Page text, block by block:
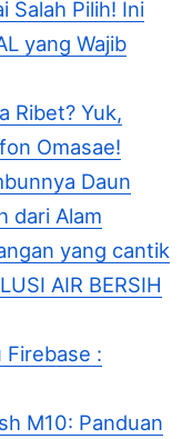
Salah Pilih! Ini
yang Wajib
Ribet? Yuk,
Omasae!
Daun
dari Alam
yang cantik
AIR BERSIH
:
M10: Panduan